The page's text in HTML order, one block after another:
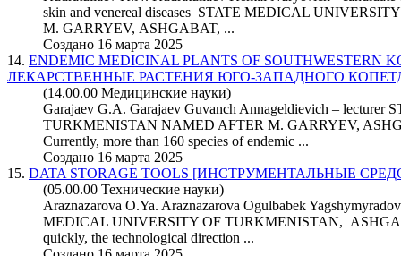
skin and venereal diseases STATE MEDICAL
M. GARRYEV, ASHGABAT, ...
Создано 16 марта 2025
14. ENDEMIC MEDICINAL PLANTS OF
ЛЕКАРСТВЕННЫЕ РАСТЕНИЯ ЮГО-ЗАПАДНОГО
(14.00.00 Медицинские науки)
Garajaev G.A. Garajaev Guvanch Annageldievich –
TURKMENISTAN NAMED AFTER M. GARRYEV,
Currently, more than 160 species of endemic ...
Создано 16 марта 2025
15. DATA STORAGE TOOLS [ИНСТРУМЕНТАЛЬНЫЕ
(05.00.00 Технические науки)
Araznazarova O.Ya. Araznazarova Ogulbabek
MEDICAL UNIVERSITY OF TURKMENISTAN,
quickly, the technological direction ...